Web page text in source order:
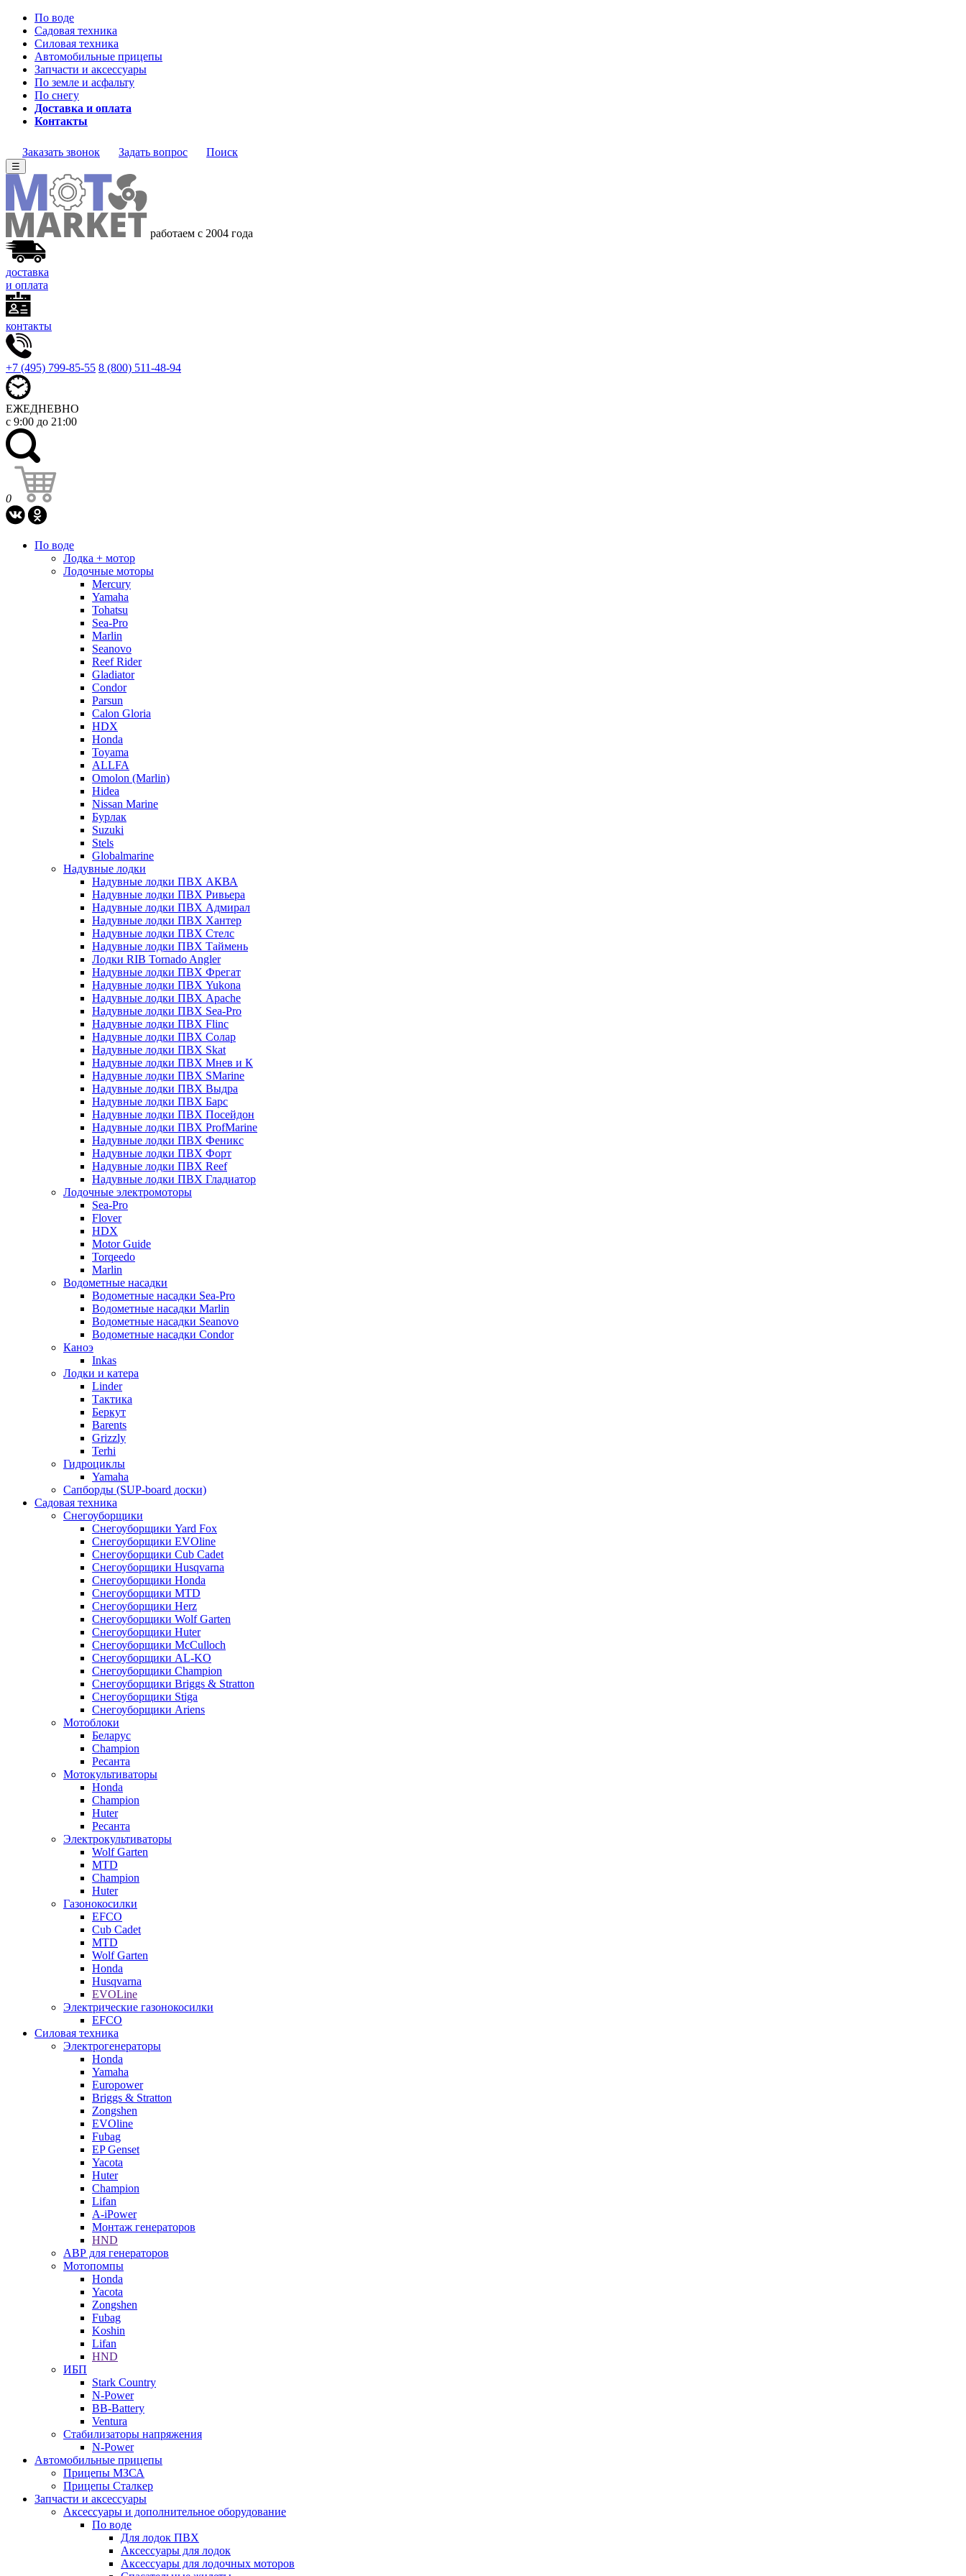
По воде
Садовая техника
Силовая техника
Автомобильные прицепы
Запчасти и аксессуары
По земле и асфальту
По снегу
Доставка и оплата
Контакты
Заказать звонок Задать вопрос Поиск
☰
работаем с 2004 года
доставка
и оплата
контакты
+7 (495) 799-85-55 8 (800) 511-48-94
ЕЖЕДНЕВНО
с 9:00 до 21:00
0
По воде
Лодка + мотор
Лодочные моторы
Mercury
Yamaha
Tohatsu
Sea-Pro
Marlin
Seanovo
Reef Rider
Gladiator
Condor
Parsun
Calon Gloria
HDX
Honda
Toyama
ALLFA
Omolon (Marlin)
Hidea
Nissan Marine
Бурлак
Suzuki
Stels
Globalmarine
Надувные лодки
Надувные лодки ПВХ АКВА
Надувные лодки ПВХ Ривьера
Надувные лодки ПВХ Адмирал
Надувные лодки ПВХ Хантер
Надувные лодки ПВХ Стелс
Надувные лодки ПВХ Таймень
Лодки RIB Tornado Angler
Надувные лодки ПВХ Фрегат
Надувные лодки ПВХ Yukona
Надувные лодки ПВХ Apache
Надувные лодки ПВХ Sea-Pro
Надувные лодки ПВХ Flinc
Надувные лодки ПВХ Солар
Надувные лодки ПВХ Skat
Надувные лодки ПВХ Мнев и К
Надувные лодки ПВХ SMarine
Надувные лодки ПВХ Выдра
Надувные лодки ПВХ Барс
Надувные лодки ПВХ Посейдон
Надувные лодки ПВХ ProfMarine
Надувные лодки ПВХ Феникс
Надувные лодки ПВХ Форт
Надувные лодки ПВХ Reef
Надувные лодки ПВХ Гладиатор
Лодочные электромоторы
Sea-Pro
Flover
HDX
Motor Guide
Torqeedo
Marlin
Водометные насадки
Водометные насадки Sea-Pro
Водометные насадки Marlin
Водометные насадки Seanovo
Водометные насадки Condor
Каноэ
Inkas
Лодки и катера
Linder
Тактика
Беркут
Barents
Grizzly
Terhi
Гидроциклы
Yamaha
Сапборды (SUP-board доски)
Садовая техника
Снегоуборщики
Снегоуборщики Yard Fox
Снегоуборщики EVOline
Снегоуборщики Cub Cadet
Снегоуборщики Husqvarna
Снегоуборщики Honda
Снегоуборщики MTD
Снегоуборщики Herz
Снегоуборщики Wolf Garten
Снегоуборщики Huter
Снегоуборщики McCulloch
Снегоуборщики AL-KO
Снегоуборщики Champion
Снегоуборщики Briggs & Stratton
Снегоуборщики Stiga
Снегоуборщики Ariens
Мотоблоки
Беларус
Champion
Ресанта
Мотокультиваторы
Honda
Champion
Huter
Ресанта
Электрокультиваторы
Wolf Garten
MTD
Champion
Huter
Газонокосилки
EFCO
Cub Cadet
MTD
Wolf Garten
Honda
Husqvarna
EVOLine
Электрические газонокосилки
EFCO
Силовая техника
Электрогенераторы
Honda
Yamaha
Europower
Briggs & Stratton
Zongshen
EVOline
Fubag
EP Genset
Yacota
Huter
Champion
Lifan
A-iPower
Монтаж генераторов
HND
АВР для генераторов
Мотопомпы
Honda
Yacota
Zongshen
Fubag
Koshin
Lifan
HND
ИБП
Stark Country
N-Power
BB-Battery
Ventura
Стабилизаторы напряжения
N-Power
Автомобильные прицепы
Прицепы МЗСА
Прицепы Сталкер
Запчасти и аксессуары
Аксессуары и дополнительное оборудование
По воде
Для лодок ПВХ
Аксессуары для лодок
Аксессуары для лодочных моторов